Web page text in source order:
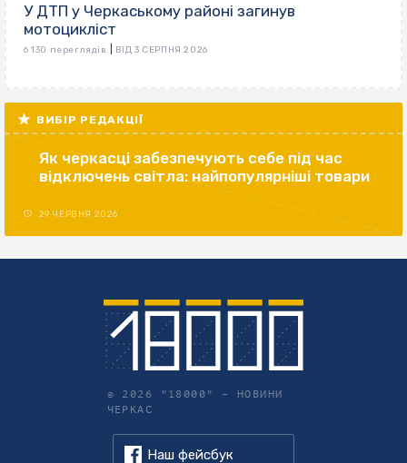
У ДТП у Черкаському районі загинув
мотоцикліст
6 130 переглядів ВІД 3 СЕРПНЯ 2026
ВИБІР РЕДАКЦІЇ
Як черкасці забезпечують себе під час
відключень світла: найпопулярніші товари
29 ЧЕРВНЯ 2026
© 2026 "18000" – НОВИНИ
ЧЕРКАС
Наш фейсбук